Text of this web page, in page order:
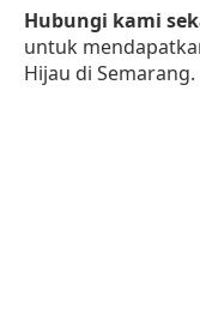
Hubungi kami
untuk
Hijau di Semarang.